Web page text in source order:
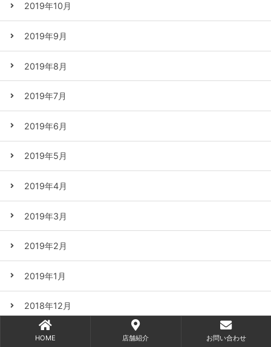
2019年10月
2019年9月
2019年8月
2019年7月
2019年6月
2019年5月
2019年4月
2019年3月
2019年2月
2019年1月
2018年12月
2018年11月
HOME 店舗紹介 お問い合わせ